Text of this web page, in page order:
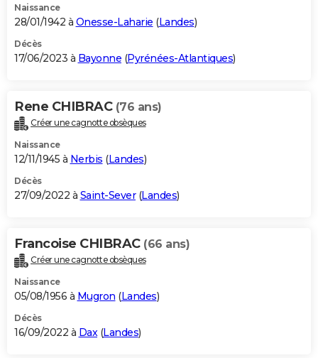
Naissance
28/01/1942 à Onesse-Laharie (Landes)
Décès
17/06/2023 à Bayonne (Pyrénées-Atlantiques)
Rene CHIBRAC (76 ans)
Créer une cagnotte obsèques
Naissance
12/11/1945 à Nerbis (Landes)
Décès
27/09/2022 à Saint-Sever(Landes)
Francoise CHIBRAC (66 ans)
Créer une cagnotte obsèques
Naissance
05/08/1956 à Mugron (Landes)
Décès
16/09/2022 à Dax(Landes)